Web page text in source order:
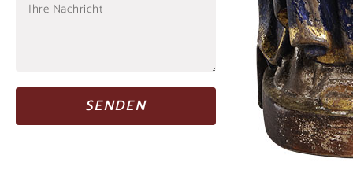
SENDEN